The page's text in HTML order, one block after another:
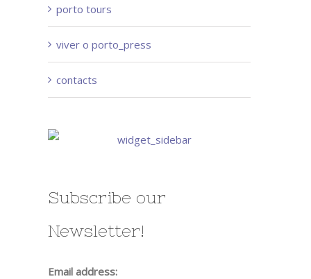
porto tours
viver o porto_press
contacts
Subscribe our
Newsletter!
Email address: